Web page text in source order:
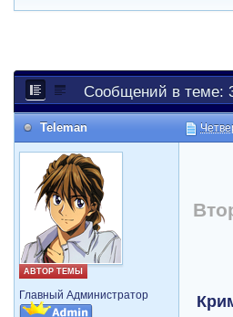
Сообщений в теме:
Teleman
АВТОР ТЕМЫ
Главный Администратор